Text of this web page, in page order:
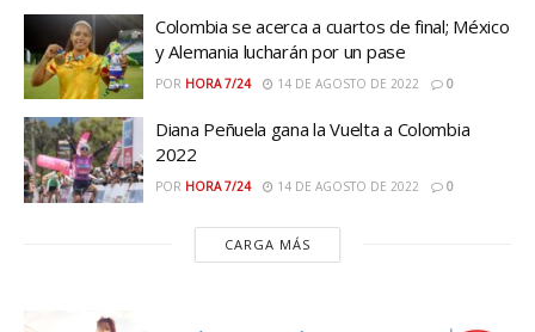
Colombia se acerca a cuartos de final; México
y Alemania lucharán por un pase
POR HORA 7/24 14 DE AGOSTO DE 2022 0
Diana Peñuela gana la Vuelta a Colombia
2022
POR HORA 7/24 14 DE AGOSTO DE 2022 0
CARGA MÁS